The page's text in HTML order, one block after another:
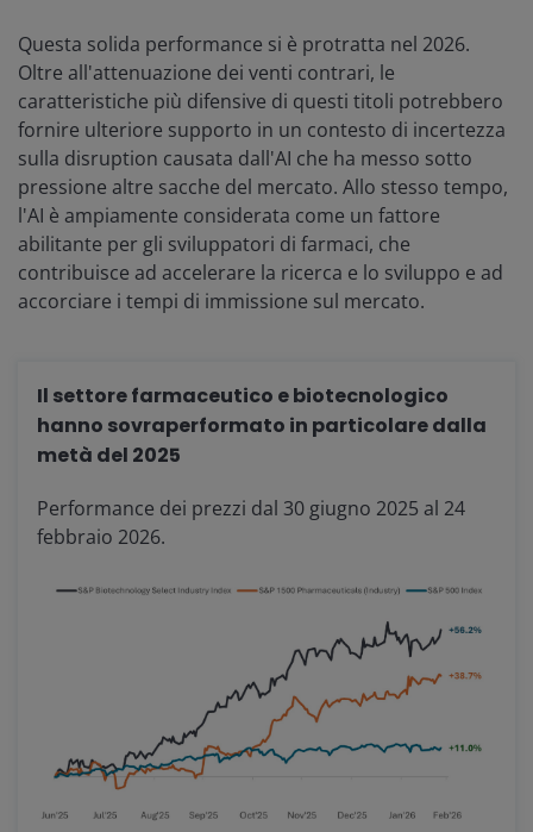
Questa solida performance si è protratta nel 2026.
Oltre all'attenuazione dei venti contrari, le
caratteristiche più difensive di questi titoli potrebbero
fornire ulteriore supporto in un contesto di incertezza
sulla disruption causata dall'AI che ha messo sotto
pressione altre sacche del mercato. Allo stesso tempo,
l'AI è ampiamente considerata come un fattore
abilitante per gli sviluppatori di farmaci, che
contribuisce ad accelerare la ricerca e lo sviluppo e ad
accorciare i tempi di immissione sul mercato.
Il settore farmaceutico e biotecnologico
hanno sovraperformato in particolare dalla
metà del 2025
Performance dei prezzi dal 30 giugno 2025 al 24
febbraio 2026.